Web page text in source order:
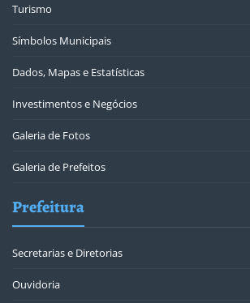
Turismo
Símbolos Municipais
Dados, Mapas e Estatísticas
Investimentos e Negócios
Galeria de Fotos
Galeria de Prefeitos
Prefeitura
Secretarias e Diretorias
Ouvidoria